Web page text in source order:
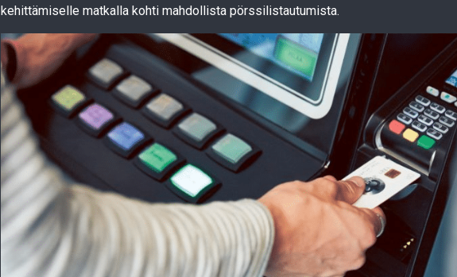
kehittämiselle matkalla kohti mahdollista pörssilistautumista.